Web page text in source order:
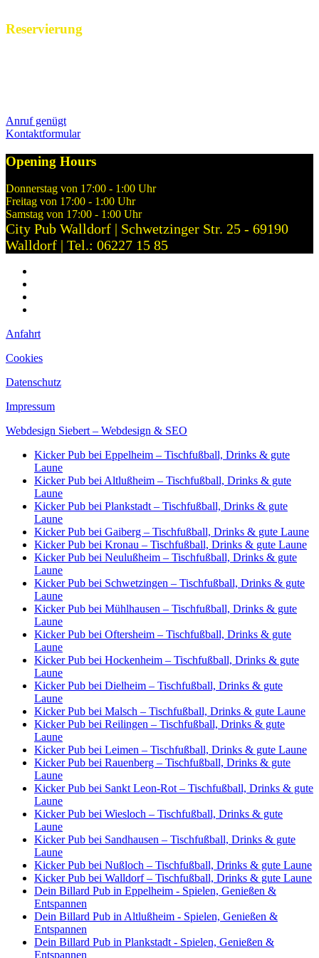
Reservierung
Anruf genügt
Kontaktformular
Opening Hours
Donnerstag von 17:00 - 1:00 Uhr
Freitag von 17:00 - 1:00 Uhr
Samstag von 17:00 - 1:00 Uhr
City Pub Walldorf | Schwetzinger Str. 25 - 69190
Walldorf | Tel.: 06227 15 85
Anfahrt
Cookies
Datenschutz
Impressum
Webdesign Siebert – Webdesign & SEO
Kicker Pub bei Eppelheim – Tischfußball, Drinks & gute
Laune
Kicker Pub bei Altlußheim – Tischfußball, Drinks & gute
Laune
Kicker Pub bei Plankstadt – Tischfußball, Drinks & gute
Laune
Kicker Pub bei Gaiberg – Tischfußball, Drinks & gute Laune
Kicker Pub bei Kronau – Tischfußball, Drinks & gute Laune
Kicker Pub bei Neulußheim – Tischfußball, Drinks & gute
Laune
Kicker Pub bei Schwetzingen – Tischfußball, Drinks & gute
Laune
Kicker Pub bei Mühlhausen – Tischfußball, Drinks & gute
Laune
Kicker Pub bei Oftersheim – Tischfußball, Drinks & gute
Laune
Kicker Pub bei Hockenheim – Tischfußball, Drinks & gute
Laune
Kicker Pub bei Dielheim – Tischfußball, Drinks & gute
Laune
Kicker Pub bei Malsch – Tischfußball, Drinks & gute Laune
Kicker Pub bei Reilingen – Tischfußball, Drinks & gute
Laune
Kicker Pub bei Leimen – Tischfußball, Drinks & gute Laune
Kicker Pub bei Rauenberg – Tischfußball, Drinks & gute
Laune
Kicker Pub bei Sankt Leon-Rot – Tischfußball, Drinks & gute
Laune
Kicker Pub bei Wiesloch – Tischfußball, Drinks & gute
Laune
Kicker Pub bei Sandhausen – Tischfußball, Drinks & gute
Laune
Kicker Pub bei Nußloch – Tischfußball, Drinks & gute Laune
Kicker Pub bei Walldorf – Tischfußball, Drinks & gute Laune
Dein Billard Pub in Eppelheim - Spielen, Genießen &
Entspannen
Dein Billard Pub in Altlußheim - Spielen, Genießen &
Entspannen
Dein Billard Pub in Plankstadt - Spielen, Genießen &
Entspannen